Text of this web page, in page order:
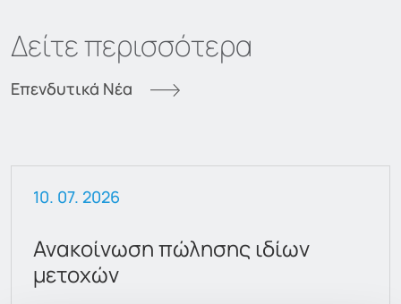
Δείτε περισσότερα
Επενδυτικά Νέα
10. 07. 2026
Ανακοίνωση πώλησης ιδίων
μετοχών